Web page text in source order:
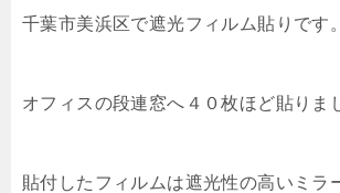
千葉市美浜区で遮光フィルム貼りです。
オフィスの段連窓へ４０枚ほど貼りま
貼付したフィルムは遮光性の高いミラ